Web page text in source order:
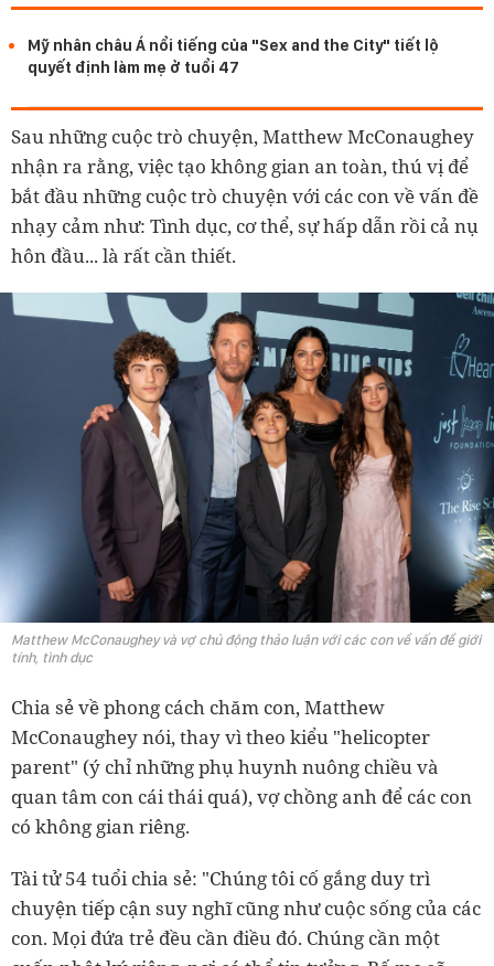
Mỹ nhân châu Á nổi tiếng của "Sex and the City" tiết lộ
quyết định làm mẹ ở tuổi 47
Sau những cuộc trò chuyện, Matthew McConaughey
nhận ra rằng, việc tạo không gian an toàn, thú vị để
bắt đầu những cuộc trò chuyện với các con về vấn đề
nhạy cảm như: Tình dục, cơ thể, sự hấp dẫn rồi cả nụ
hôn đầu... là rất cần thiết.
Matthew McConaughey và vợ chủ động thảo luận với các con về vấn đề giới
tính, tình dục
Chia sẻ về phong cách chăm con, Matthew
McConaughey nói, thay vì theo kiểu "helicopter
parent" (ý chỉ những phụ huynh nuông chiều và
quan tâm con cái thái quá), vợ chồng anh để các con
có không gian riêng.
Tài tử 54 tuổi chia sẻ: "Chúng tôi cố gắng duy trì
chuyện tiếp cận suy nghĩ cũng như cuộc sống của các
con. Mọi đứa trẻ đều cần điều đó. Chúng cần một